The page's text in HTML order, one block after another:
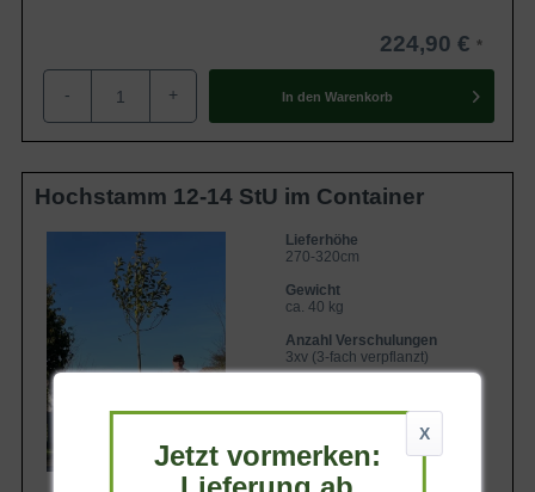
224,90 €
- + In den Warenkorb
Hochstamm 12-14 StU im Container
Lieferhöhe
270-320cm
Gewicht
ca. 40 kg
Anzahl Verschulungen
3xv (3-fach verpflanzt)
X
Jetzt vormerken: